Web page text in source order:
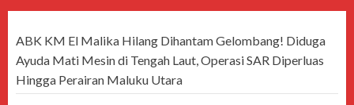
ABK KM El Malika Hilang Dihantam Gelombang! Diduga
Ayuda Mati Mesin di Tengah Laut, Operasi SAR Diperluas
Hingga Perairan Maluku Utara